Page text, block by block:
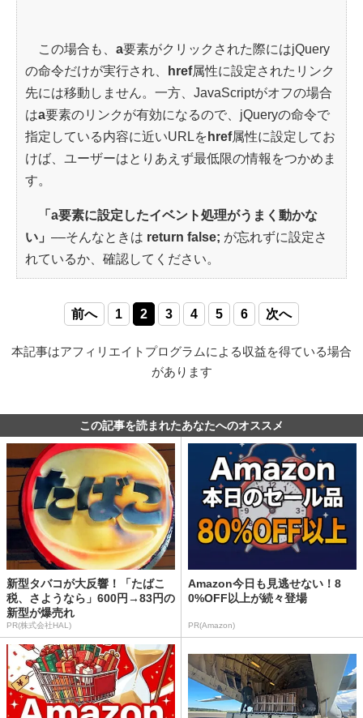
この場合も、 a要素がクリックされた際にはjQuery
の命令だけが実行され、
href属性に設定されたリンク
先には移動しません。一方、JavaScriptがオフの場合
はa要素のリンクが有効になるので、jQueryの命令で
指定している内容に近いURLを href属性に設定してお
けば、ユーザーはとりあえず最低限の情報をつかめま
す。
「a要素に設定したイベント処理がうまく動かな
い」 ––そんなときは return false; が忘れずに設定さ
れているか、確認してください。
前へ 1 2 3 4 5 6 次へ
本記事はアフィリエイトプログラムによる収益を得ている場合
があります
この記事を読まれたあなたへのオススメ
新型タバコが大反響！「たばこ
税、さようなら」600円→83円の
新型が爆売れ
PR(株式会社HAL)
Amazon今日も見逃せない！8
0%OFF以上が続々登場
PR(Amazon)